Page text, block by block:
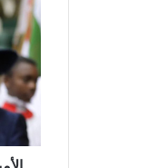
تشارلز
عن
إصابته
بكورونا..
"أنا